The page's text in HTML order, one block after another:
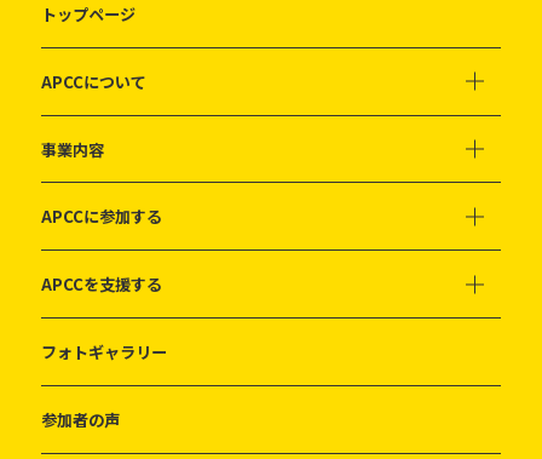
トップページ
APCCについて
事業内容
APCCに参加する
APCCを支援する
フォトギャラリー
参加者の声